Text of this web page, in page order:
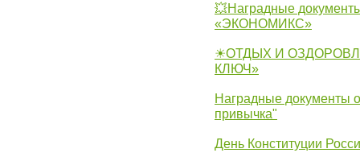
💥Наградные
«ЭКОНОМИКС»
☀ОТДЫХ И
КЛЮЧ»
Наградные документы
привычка"
День Конституции